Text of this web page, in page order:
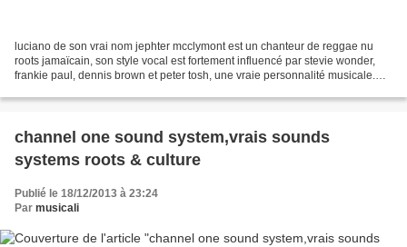
luciano de son vrai nom jephter mcclymont est un chanteur de reggae nu
roots jamaïcain, son style vocal est fortement influencé par stevie wonder,
frankie paul, dennis brown et peter tosh, une vraie personnalité musicale.
channel one sound system,vrais sounds
systems roots & culture
Publié le 18/12/2013 à 23:24
Par musicali